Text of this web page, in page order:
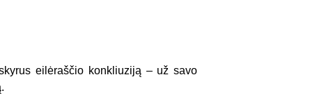
eilėraščio konkliuziją – už savo